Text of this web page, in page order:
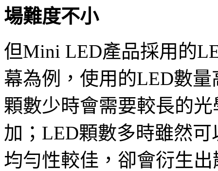
場難度不小
但Mini LED產品採用的
幕為例，使用的LED數量
顆數少時會需要較長的
加；LED顆數多時雖然
均勻性較佳，卻會衍生